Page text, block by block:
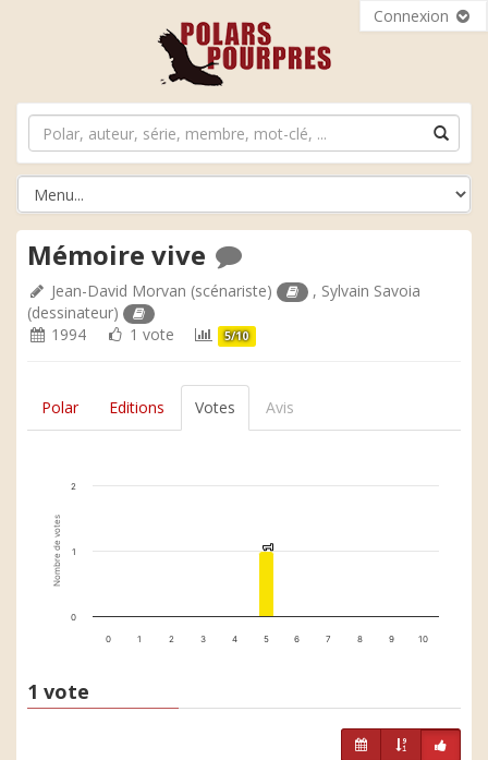
Connexion
Mémoire vive
Jean-David Morvan (scénariste) , Sylvain Savoia
(dessinateur)
1994
1 vote 5/10
Polar Editions Votes Avis
Nombre de votes 1
1
0 1 2 3 4 5 6 7 8 9 10
0
1
2
1 vote